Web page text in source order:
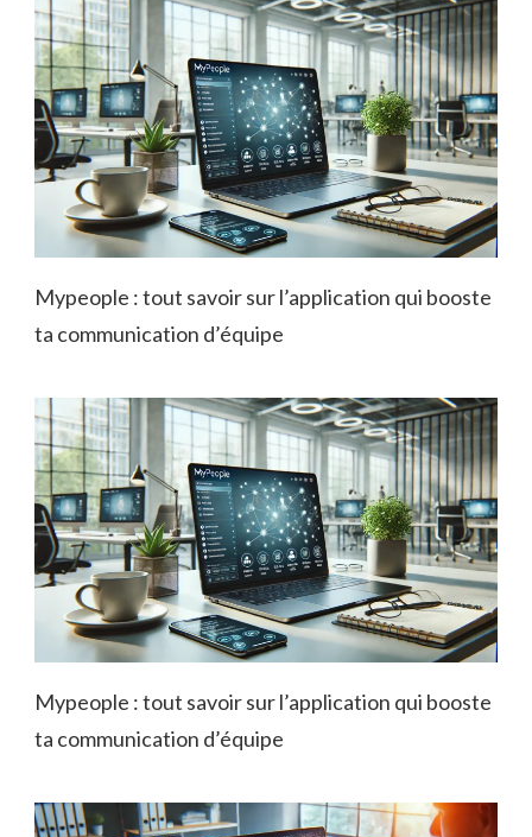
Mypeople : tout savoir sur l’application qui booste
ta communication d’équipe
Mypeople : tout savoir sur l’application qui booste
ta communication d’équipe